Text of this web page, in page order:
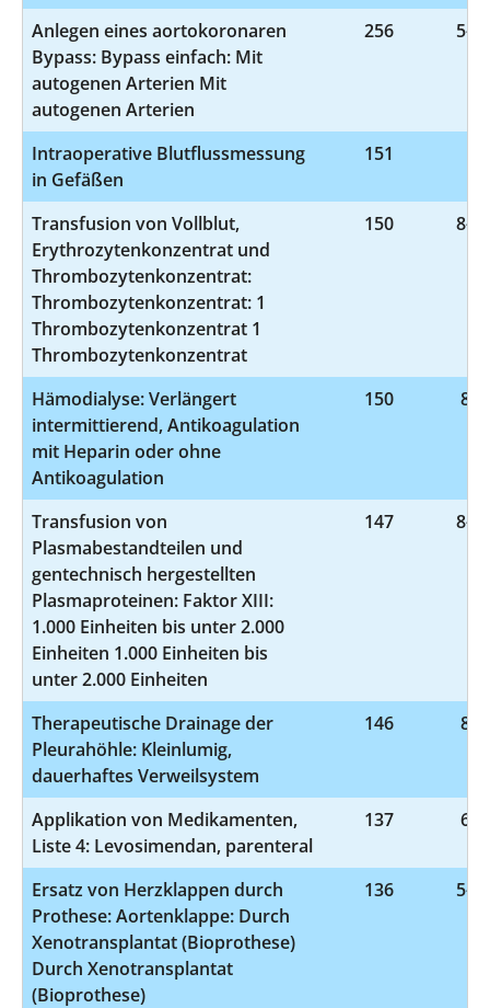
Anlegen eines aortokoronaren
Bypass: Bypass einfach: Mit
autogenen Arterien Mit
autogenen Arterien
256 5-
Intraoperative Blutflussmessung
in Gefäßen
151
Transfusion von Vollblut,
Erythrozytenkonzentrat und
Thrombozytenkonzentrat:
Thrombozytenkonzentrat: 1
Thrombozytenkonzentrat 1
Thrombozytenkonzentrat
150 8-
Hämodialyse: Verlängert
intermittierend, Antikoagulation
mit Heparin oder ohne
Antikoagulation
150 8-
Transfusion von
Plasmabestandteilen und
gentechnisch hergestellten
Plasmaproteinen: Faktor XIII:
1.000 Einheiten bis unter 2.000
Einheiten 1.000 Einheiten bis
unter 2.000 Einheiten
147 8-
Therapeutische Drainage der
Pleurahöhle: Kleinlumig,
dauerhaftes Verweilsystem
146 8-
Applikation von Medikamenten,
Liste 4: Levosimendan, parenteral
137 6-
Ersatz von Herzklappen durch
Prothese: Aortenklappe: Durch
Xenotransplantat (Bioprothese)
Durch Xenotransplantat
(Bioprothese)
136 5-